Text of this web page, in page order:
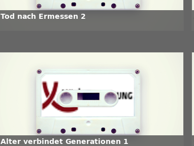
Tod nach Ermessen 2
Alter verbindet Generationen 1